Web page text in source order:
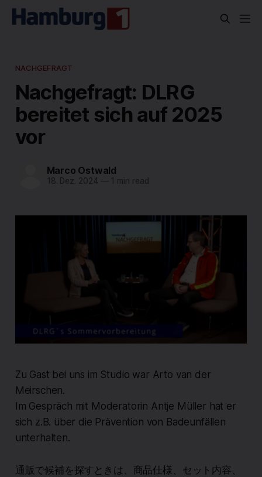
NACHGEFRAGT
Nachgefragt: DLRG
bereitet sich auf 2025
vor
Marco Ostwald
18. Dez. 2024 —1 min read
Zu Gast bei uns im Studio war Arto van der
Meirschen.
Im Gespräch mit Moderatorin Antje Müller hat er
sich z.B. über die Prävention von Badeunfällen
unterhalten.
通販で候補を探すときは、商品仕様、セット内容、